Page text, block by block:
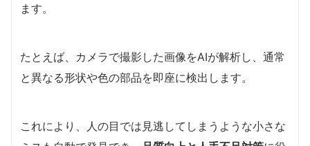
ます。
たとえば、カメラで撮影した画像をAIが解析し、通常
と異なる形状や色の部品を即座に検出します。
これにより、人の目では見逃してしまうような小さな